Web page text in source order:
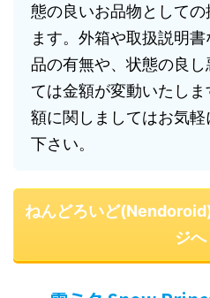
態の良いお品物としての
ます。外箱や取扱説明
品の有無や、状態の良し
ては金額が変動いたし
額に関しましてはお気
下さい。
ねんどろいど
ジへ